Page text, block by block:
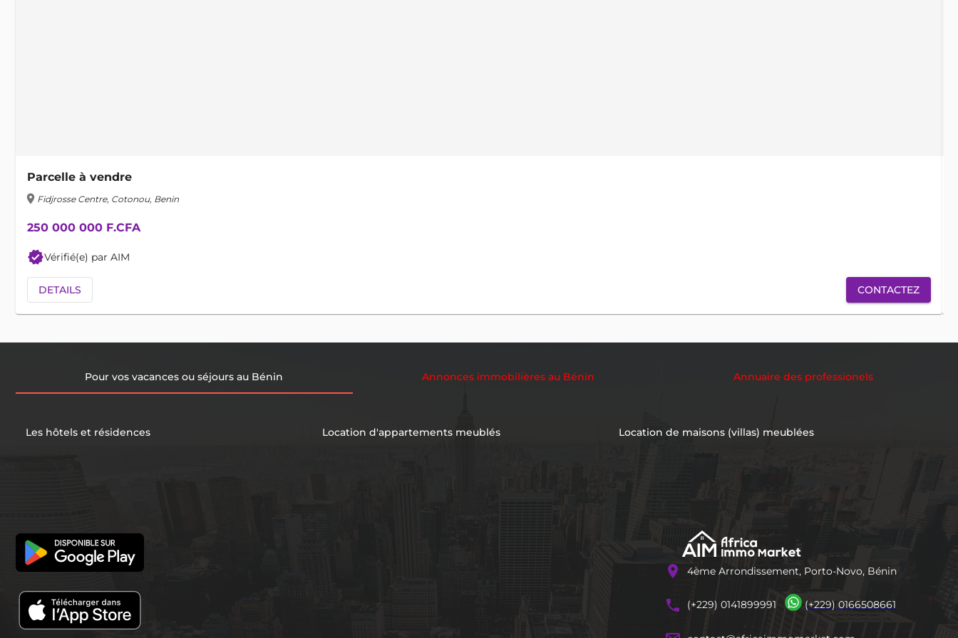
Parcelle à vendre
location_on Fidjrosse Centre, Cotonou, Benin
250 000 000 F.CFA
verifiedVérifié(e) par AIM
DETAILS CONTACTEZ
Pour vos vacances ou séjours au Bénin Annonces immobilières au Bénin Annuaire des professionels
Les hôtels et résidences Location d'appartements meublés Location de maisons (villas) meublées
location_on 4ème Arrondissement, Porto-Novo, Bénin
phones(+229) 0141899991 (+229) 0166508661